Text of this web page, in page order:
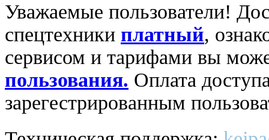
Уважаемые пользователи!
спецтехники платный,
сервисом и тарифами вы
пользования. Оплата
зарегестрированным